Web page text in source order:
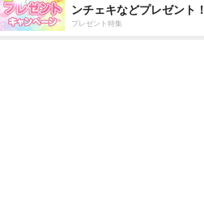
ンチェキなどプレゼント！
プレゼント特集